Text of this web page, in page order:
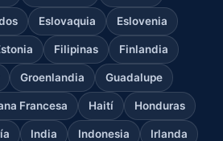
Eslovaquia Eslovenia
Filipinas Finlandia
Groenlandia Guadalupe
Francesa Haití Honduras
India Indonesia Irlanda